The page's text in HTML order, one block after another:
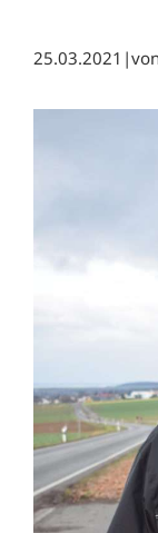
25.03.2021 |